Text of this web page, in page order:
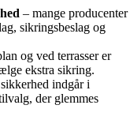
– mange producenter
sikringsbeslag og
og ved terrasser er
ekstra sikring.
indgår i
der glemmes